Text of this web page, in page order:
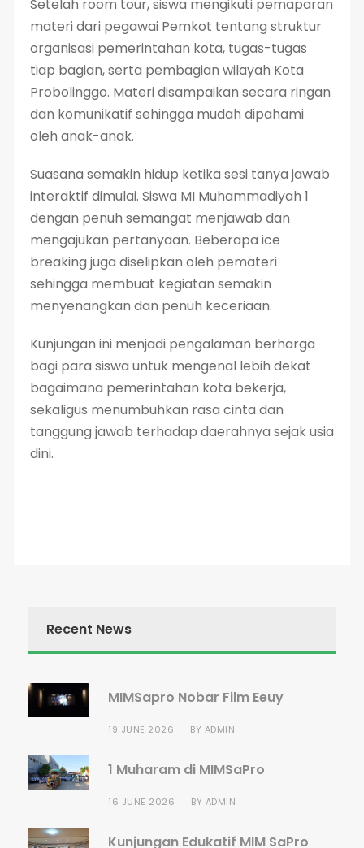
Setelah room tour, siswa mengikuti pemaparan
materi dari pegawai Pemkot tentang struktur
organisasi pemerintahan kota, tugas-tugas
tiap bagian, serta pembagian wilayah Kota
Probolinggo. Materi disampaikan secara ringan
dan komunikatif sehingga mudah dipahami
oleh anak-anak.
Suasana semakin hidup ketika sesi tanya jawab
interaktif dimulai. Siswa MI Muhammadiyah 1
dengan penuh semangat menjawab dan
mengajukan pertanyaan. Beberapa ice
breaking juga diselipkan oleh pemateri
sehingga membuat kegiatan semakin
menyenangkan dan penuh keceriaan.
Kunjungan ini menjadi pengalaman berharga
bagi para siswa untuk mengenal lebih dekat
bagaimana pemerintahan kota bekerja,
sekaligus menumbuhkan rasa cinta dan
tanggung jawab terhadap daerahnya sejak usia
dini.
Recent News
MIMSapro Nobar Film Eeuy
19 JUNE 2026 BY ADMIN
1 Muharam di MIMSaPro
16 JUNE 2026 BY ADMIN
Kunjungan Edukatif MIM SaPro